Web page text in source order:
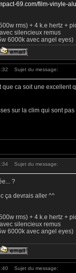
69.com/film-vinyle-
rms) + 4 k.e hertz +
silencieux remus
6000k avec angel eyes)
Sujet du message:
que ca soit une excellent
sur la clim qui sont
Sujet du message:
?
ça devrais aller ^^
rms) + 4 k.e hertz +
silencieux remus
6000k avec angel eyes)
Sujet du message: